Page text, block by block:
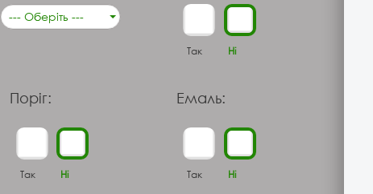
--- Оберіть ---
Так Ні
Поріг:
Так Ні
Емаль:
Так Ні